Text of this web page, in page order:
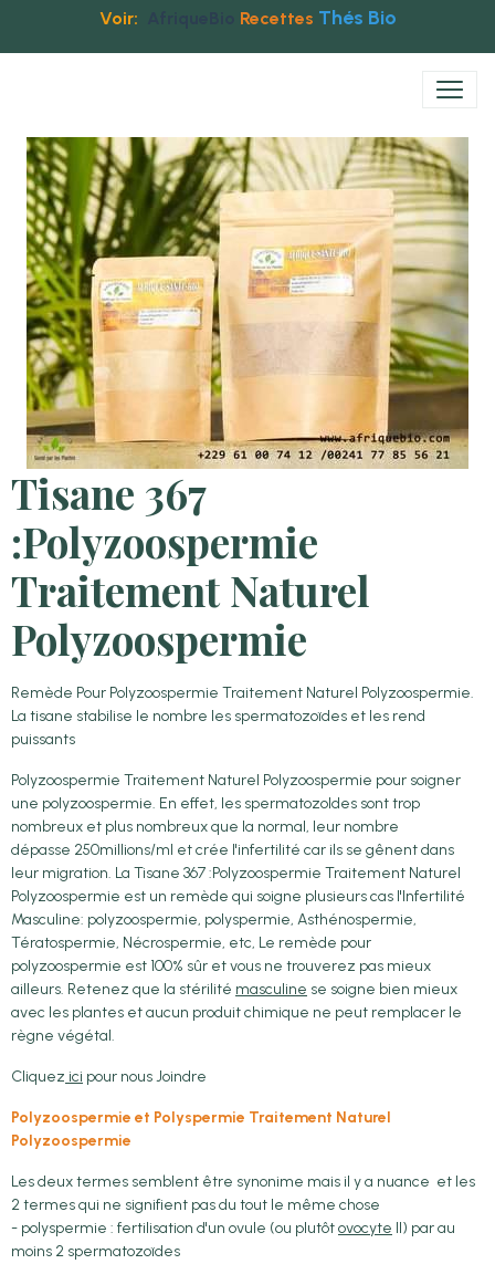
Voir: Recettes Thés Bio
Tisane 367
:Polyzoospermie
Traitement Naturel
Polyzoospermie
Remède Pour Polyzoospermie Traitement Naturel Polyzoospermie.
La tisane stabilise le nombre les spermatozoïdes et les rend
puissants
Polyzoospermie Traitement Naturel Polyzoospermie pour soigner
une polyzoospermie. En effet, les spermatozoIdes sont trop
nombreux et plus nombreux que la normal, leur nombre
dépasse 250millions/ml et crée l'infertilité car ils se gênent dans
leur migration. La Tisane 367 :Polyzoospermie Traitement Naturel
Polyzoospermie est un remède qui soigne plusieurs cas l'Infertilité
Masculine: polyzoospermie, polyspermie, Asthénospermie,
Tératospermie, Nécrospermie, etc, Le remède pour
polyzoospermie est 100% sûr et vous ne trouverez pas mieux
ailleurs. Retenez que la stérilité masculine se soigne bien mieux
avec les plantes et aucun produit chimique ne peut remplacer le
règne végétal.
Cliquez ici pour nous Joindre
Polyzoospermie et Polyspermie Traitement Naturel
Polyzoospermie
Les deux termes semblent être synonime mais il y a nuance et les
2 termes qui ne signifient pas du tout le même chose
- polyspermie : fertilisation d'un ovule (ou plutôtovocyte II) par au
moins 2 spermatozoïdes